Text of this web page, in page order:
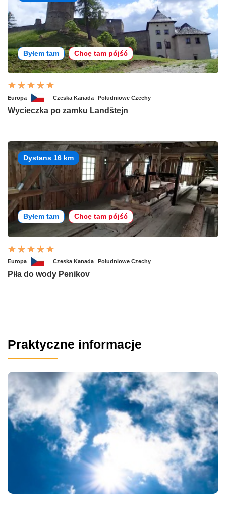
Byłem tam Chcę tam pójść
Europa Czeska Kanada Południowe Czechy
Wycieczka po zamku Landštejn
Dystans 16 km
Byłem tam Chcę tam pójść
Europa Czeska Kanada Południowe Czechy
Piła do wody Penikov
Praktyczne informacje